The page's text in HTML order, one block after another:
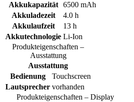
Akkukapazität
6500 mAh
Akkuladezeit
4.0 h
Akkulaufzeit
13 h
Akkutechnologie Li-Ion
Produkteigenschaften –
Ausstattung
Ausstattung
Bedienung
Touchscreen
Lautsprecher vorhanden
Produkteigenschaften – Display